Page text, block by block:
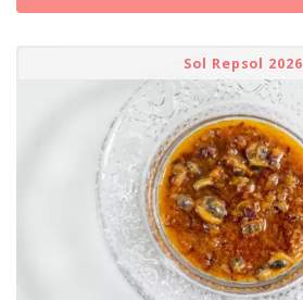
Sol Repsol 2026